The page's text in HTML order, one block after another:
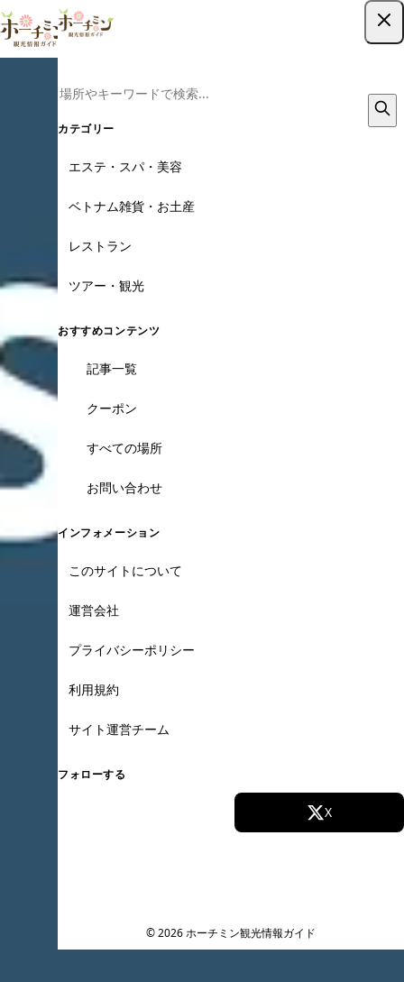
カテゴリー
エステ・スパ・美容
ベトナム雑貨・お土産
レストラン
ツアー・観光
おすすめコンテンツ
記事一覧
クーポン
すべての場所
お問い合わせ
インフォメーション
このサイトについて
運営会社
プライバシーポリシー
利用規約
サイト運営チーム
フォローする
X
© 2026 ホーチミン観光情報ガイド